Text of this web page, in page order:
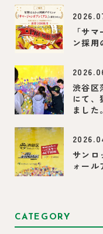
「サ
ン採用
渋谷区
にて、
ました。
サンロ
ォール
CATEGORY